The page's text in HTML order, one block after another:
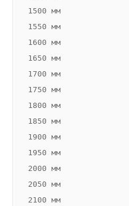
1500 мм
1550 мм
1600 мм
1650 мм
1700 мм
1750 мм
1800 мм
1850 мм
1900 мм
1950 мм
2000 мм
2050 мм
2100 мм